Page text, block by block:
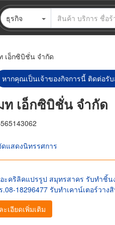
ธุรกิจ
เอ็กซิบิชั่น จำกัด
หากคุณเป็นเจ้าของกิจการนี้ ติดต่อรั
ท เอ็กซิบิชั่น จำกัด
แสดงนิทรรศการ
ะคริลิคแปรรูป สมุทรสาคร รับทำชิ้
18296477 รับทำเคาน์เตอร์วาง
เอียดเพิ่มเติม